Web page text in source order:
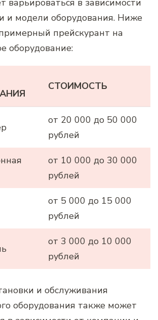
варьироваться в зависимости
и модели оборудования. Ниже
прейскурант на
оборудование:
СТОИМОСТЬ
от 20 000 до 50 000
рублей
от 10 000 до 30 000
рублей
от 5 000 до 15 000
рублей
от 3 000 до 10 000
рублей
и обслуживания
оборудования также может